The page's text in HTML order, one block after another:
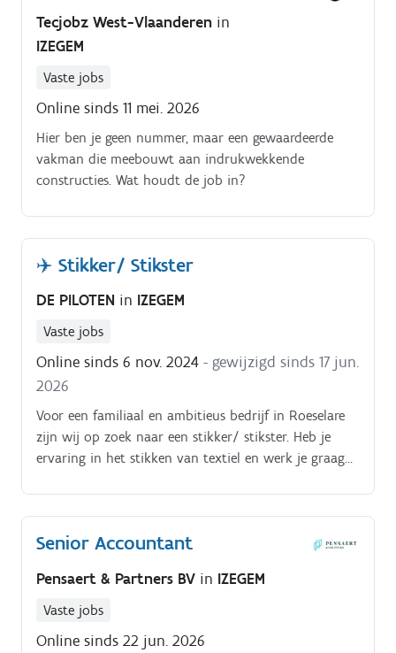
houdt toezicht op de netheid en correcte werking
van de machines en hun onderdelen. Daarbij denk je
proactief en zoek je naar creatieve oplossingen om de
te garanderen Dankzij jouw overzicht en
stressbestendigheid behoud je steeds het hoofd koel,
ook in uitdagende situaties
Tecjobz West-Vlaanderen in
IZEGEM
Vaste jobs
Online sinds 11 mei. 2026
Hier ben je geen nummer, maar een gewaardeerde
vakman die meebouwt aan indrukwekkende
constructies. Wat houdt de job in?
✈️ Stikker/ Stikster
DE PILOTEN in IZEGEM
Vaste jobs
Online sinds 6 nov. 2024 - gewijzigd sinds 17 jun.
2026
Voor een familiaal en ambitieus bedrijf in Roeselare
zijn wij op zoek naar een stikker/ stikster. Heb je
ervaring in het stikken van textiel en werk je graag
Senior Accountant
Pensaert & Partners BV in IZEGEM
Vaste jobs
Online sinds 22 jun. 2026